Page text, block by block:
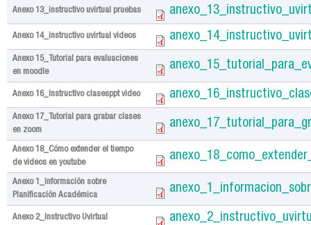
Anexo 13_instructivo uvirtual pruebas
Anexo 14_instructivo uvirtual videos
Anexo 15_Tutorial para evaluaciones
en moodle
Anexo 16_Instructivo clasesppt video
Anexo 17_Tutorial para grabar clases
en zoom
Anexo 18_Cómo extender el tiempo
de videos en youtube
Anexo 1_Información sobre
Planificación Académica
Anexo 2_Instructivo Uvirtual